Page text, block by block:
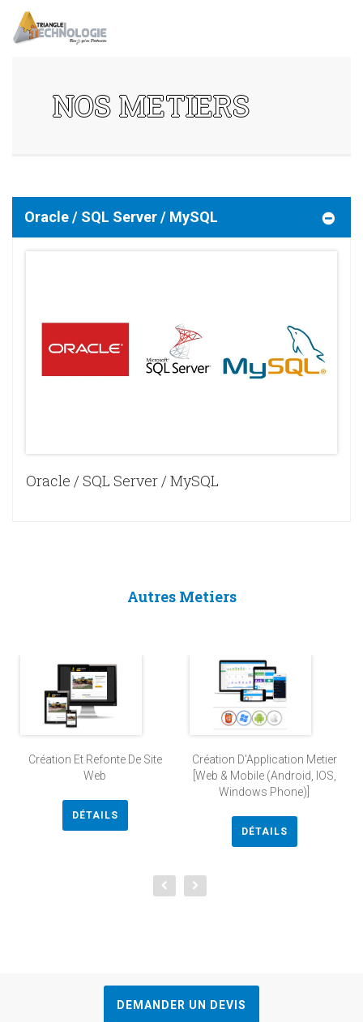
NOS METIERS
Oracle / SQL Server / MySQL
Oracle / SQL Server / MySQL
Autres Metiers
Création Et Refonte De Site
Web
DÉTAILS
Création D'Application Metier
[Web & Mobile (Android, IOS,
Windows Phone)]
DÉTAILS
DEMANDER UN DEVIS